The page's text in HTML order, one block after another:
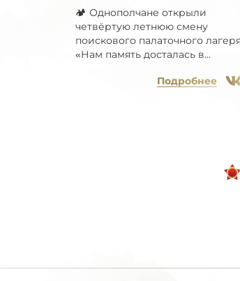
🏕 Однополчане открыли
четвёртую летнюю смену
поискового палаточного лагеря
«Нам память досталась в...
Подробнее